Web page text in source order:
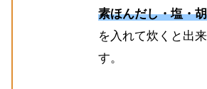
素ほんだし・塩・
を入れて炊くと出
す。